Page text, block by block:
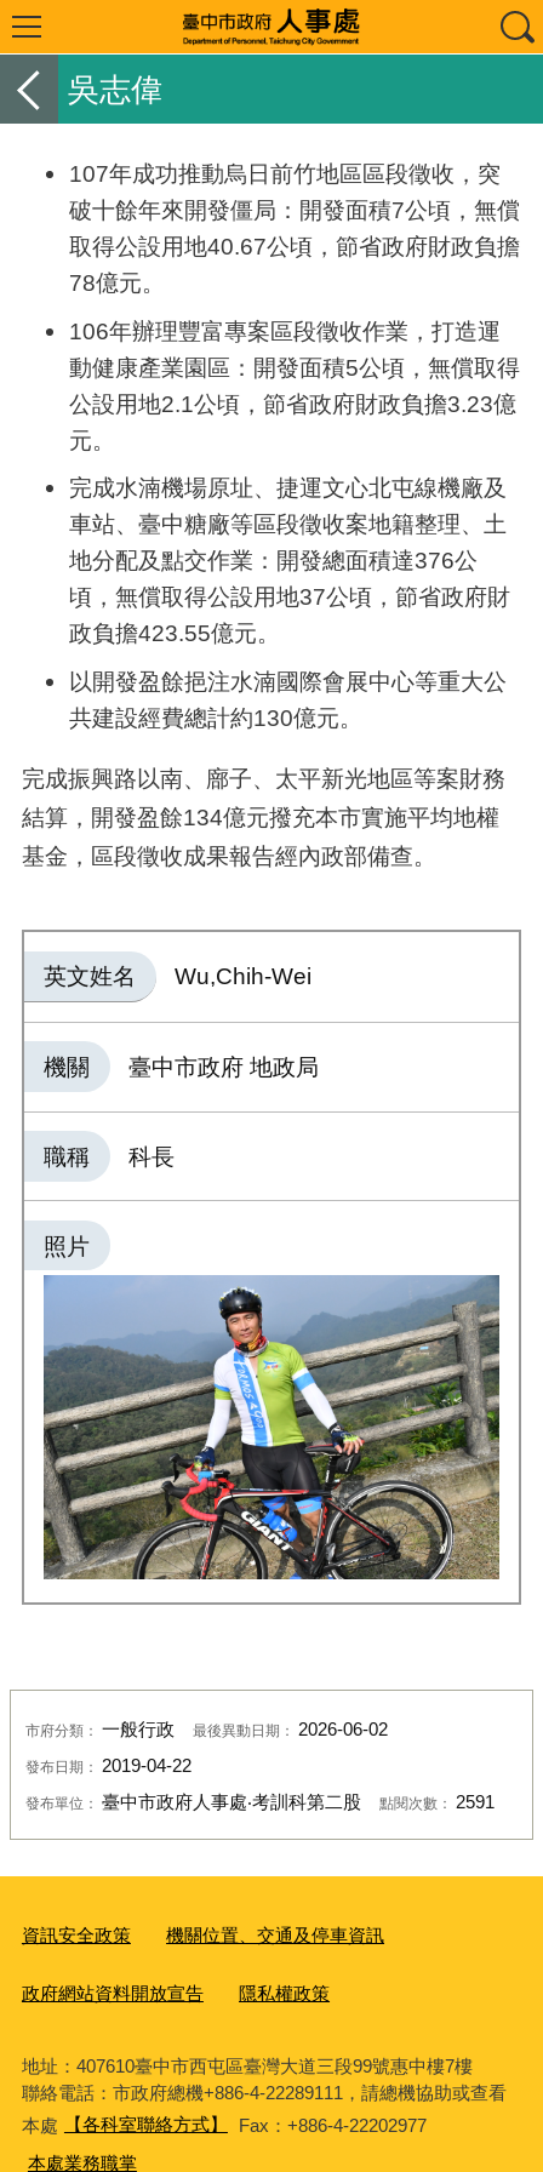
吳志偉
107年成功推動烏日前竹地區區段徵收，突
破十餘年來開發僵局：開發面積7公頃，無償
取得公設用地40.67公頃，節省政府財政負擔
78億元。
106年辦理豐富專案區段徵收作業，打造運
動健康產業園區：開發面積5公頃，無償取得
公設用地2.1公頃，節省政府財政負擔3.23億
元。
完成水湳機場原址、捷運文心北屯線機廠及
車站、臺中糖廠等區段徵收案地籍整理、土
地分配及點交作業：開發總面積達376公
頃，無償取得公設用地37公頃，節省政府財
政負擔423.55億元。
以開發盈餘挹注水湳國際會展中心等重大公
共建設經費總計約130億元。
完成振興路以南、廍子、太平新光地區等案財務
結算，開發盈餘134億元撥充本市實施平均地權
基金，區段徵收成果報告經內政部備查。
英文姓名 Wu,Chih-Wei
機關 臺中市政府 地政局
職稱 科長
照片
市府分類： 一般行政 最後異動日期： 2026-06-02
發布日期： 2019-04-22
發布單位： 臺中市政府人事處‧考訓科第二股 點閱次數： 2591
資訊安全政策 機關位置、交通及停車資訊
政府網站資料開放宣告 隱私權政策
地址：407610臺中市西屯區臺灣大道三段99號惠中樓7樓
聯絡電話：市政府總機+886-4-22289111，請總機協助或查看
本處
【各科室聯絡方式】
Fax：+886-4-22202977
本處業務職掌